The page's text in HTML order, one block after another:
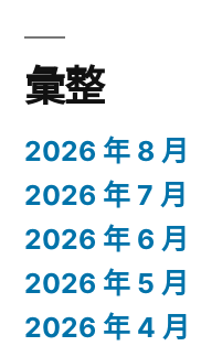
彙整
2026 年 8 月
2026 年 7 月
2026 年 6 月
2026 年 5 月
2026 年 4 月